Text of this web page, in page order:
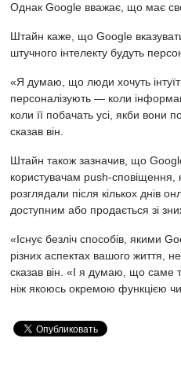
Однак Google вважає, що має
Штайн каже, що Google
штучного інтелекту будуть
«Я думаю, що люди хочуть
персоналізують — коли
коли її побачать усі, якби вони
сказав він.
Штайн також зазначив, що
користувачам push-сповіщення,
розглядали після кількох днів
доступним або продається зі
«Існує безліч способів, якими
різних аспектах вашого життя,
сказав він. «І я думаю, що саме
ніж якоюсь окремою функцією